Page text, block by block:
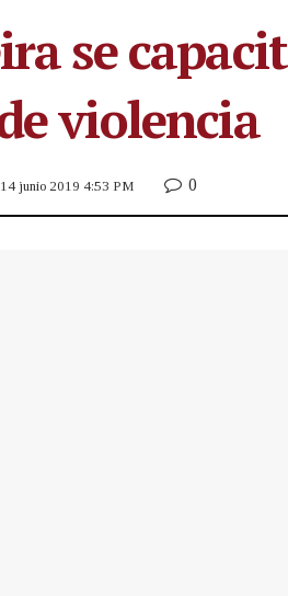
se
violencia
junio 2019 4:53 PM 0